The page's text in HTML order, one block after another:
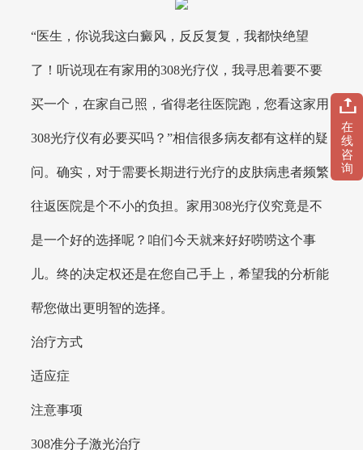
“医生，你说我这白癜风，反反复复，我都快绝望
了！听说现在有家用的308光疗仪，我寻思着要不要
买一个，在家自己照，省得老往医院跑，您看这家用
308光疗仪有必要买吗？”相信很多病友都有这样的疑
问。确实，对于需要长期进行光疗的皮肤病患者频繁
往返医院是个不小的负担。家用308光疗仪究竟是不
是一个好的选择呢？咱们今天就来好好唠唠这个事
儿。终的决定权还是在您自己手上，希望我的分析能
帮您做出更明智的选择。
治疗方式
适应症
注意事项
308准分子激光治疗
在
线
咨
询